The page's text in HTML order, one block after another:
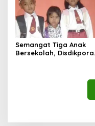
Semangat Tiga Anak
Bersekolah, Disdikpora